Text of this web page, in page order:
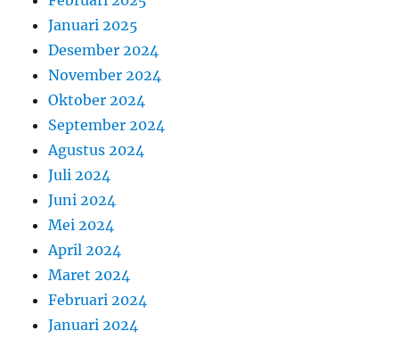
Januari 2025
Desember 2024
November 2024
Oktober 2024
September 2024
Agustus 2024
Juli 2024
Juni 2024
Mei 2024
April 2024
Maret 2024
Februari 2024
Januari 2024